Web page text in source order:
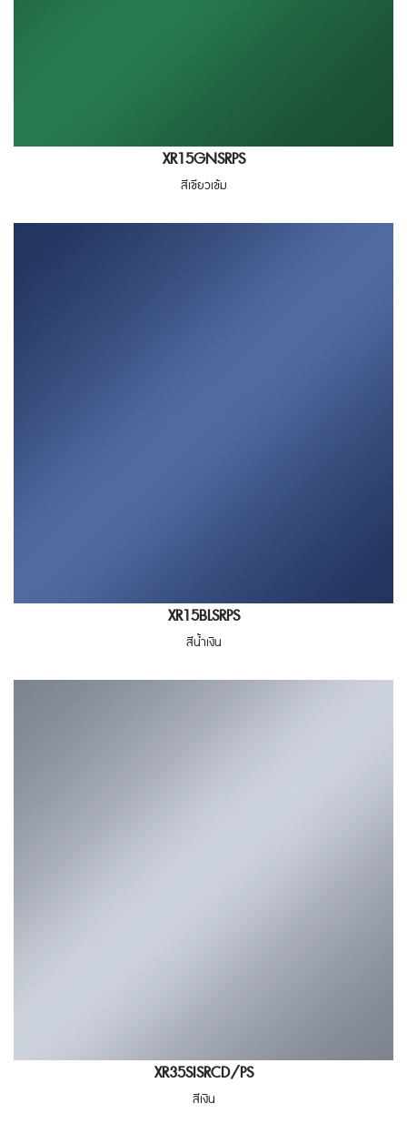
XR15GNSRPS
สีเขียวเข้ม
XR15BLSRPS
สีน้ำเงิน
XR35SISRCD/PS
สีเงิน